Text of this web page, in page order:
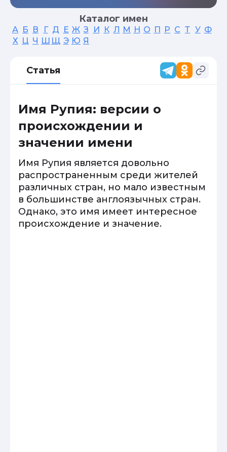
Каталог имен
А Б В Г Д Е Ж З И К Л М Н О П Р С Т У Ф
Х Ц Ч Ш Щ Э Ю Я
Статья
Имя Рупия: версии о
происхождении и
значении имени
Имя Рупия является довольно
распространенным среди жителей
различных стран, но мало известным
в большинстве англоязычных стран.
Однако, это имя имеет интересное
происхождение и значение.